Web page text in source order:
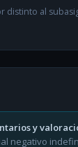
al
y
negativo